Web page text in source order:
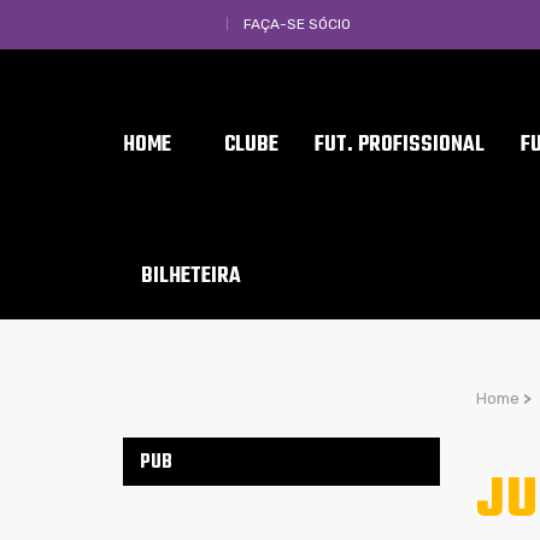
FAÇA-SE SÓCIO
HOME CLUBE FUT. PROFISSIONAL
BILHETEIRA
Home >
PUB